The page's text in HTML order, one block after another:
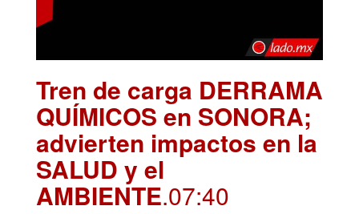
Tren de carga DERRAMA
QUÍMICOS en SONORA;
advierten impactos en la
SALUD y el
AMBIENTE.07:40